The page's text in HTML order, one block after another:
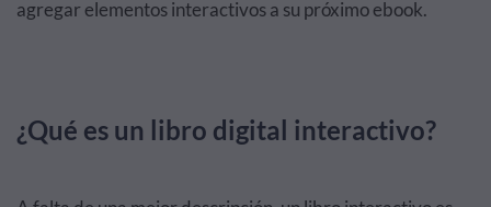
agregar elementos interactivos a su próximo ebook.
¿Qué es un libro digital interactivo?